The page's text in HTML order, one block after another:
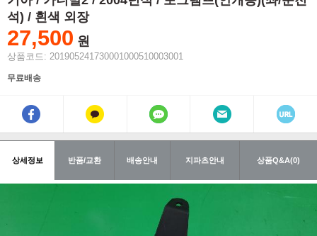
석) / 흰색 외장
27,500 원
상품코드: 201905241730001000510003001
무료배송
상세정보 반품/교환 배송안내 지파츠안내 상품Q&A(0)